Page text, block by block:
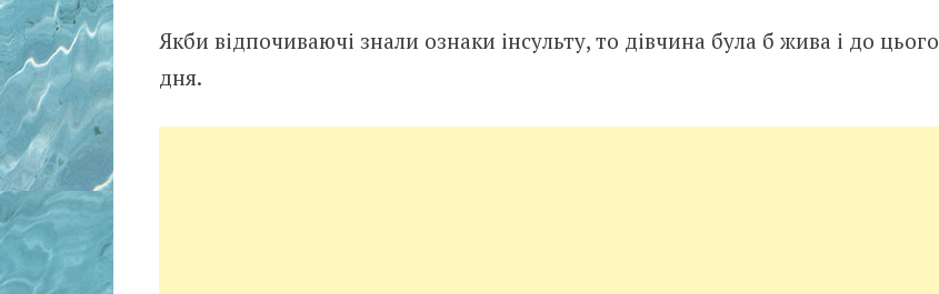
Якби відпочиваючі знали ознаки інсульту, то дівчина була б жива і до цього
дня.